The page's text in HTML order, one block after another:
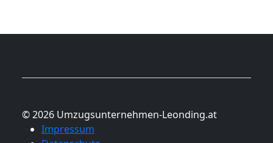
© 2026 Umzugsunternehmen-Leonding.at
Impressum